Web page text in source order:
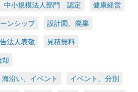
中小規模法人部門 認定 健康経営
ンシップ 設計図、廃棄
法人表敬 見積無料
却
沿い、イベント イベント、分別